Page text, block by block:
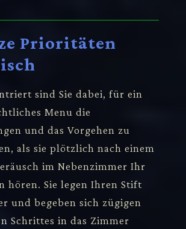
Prioritäten
sind Sie dabei, für ein
Menu die
und das Vorgehen zu
als sie plötzlich nach einem
im Nebenzimmer Ihr
hören. Sie legen Ihren Stift
und begeben sich zügigen
Schrittes in das Zimmer